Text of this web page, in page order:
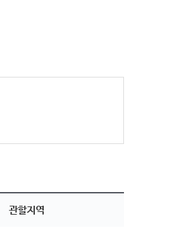
관할지역